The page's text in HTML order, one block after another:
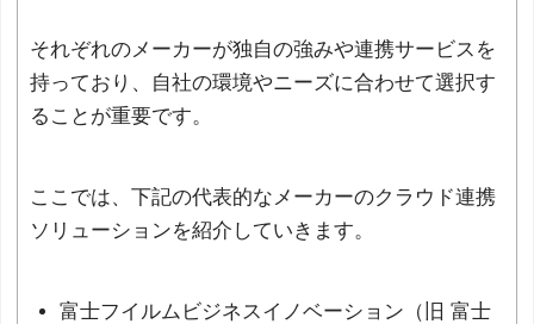
それぞれのメーカーが独自の強みや連携サービスを
持っており、自社の環境やニーズに合わせて選択す
ることが重要です。
ここでは、下記の代表的なメーカーのクラウド連携
ソリューションを紹介していきます。
富士フイルムビジネスイノベーション（旧 富士